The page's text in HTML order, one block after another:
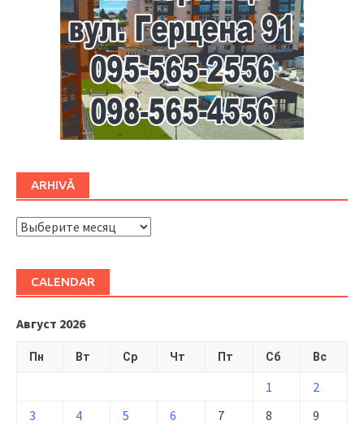
ARHIVĂ
ARHIVĂ
CALENDAR
Август 2026
Пн Вт Ср Чт Пт Сб Вс
1
2
3
4 5 6 7 8
9